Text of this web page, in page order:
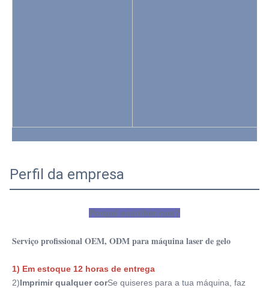
Perfil da empresa
Porquê escolher-nos?
Serviço profissional OEM, ODM para máquina laser de gelo
1) Em estoque 12 horas de entrega
2)Imprimir qualquer corSe quiseres para a tua máquina, faz